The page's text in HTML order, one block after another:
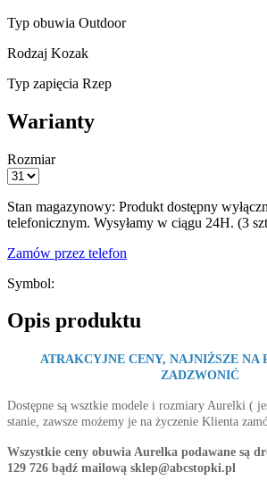
Typ obuwia Outdoor
Rodzaj Kozak
Typ zapięcia Rzep
Warianty
Rozmiar
Stan magazynowy: Produkt dostępny
telefonicznym. Wysyłamy w ciągu 24H. (3
Zamów przez telefon
Symbol:
Opis produktu
ATRAKCYJNE CENY, NAJNIŻSZE NA
ZADZWONIĆ
Dostępne są wsztkie modele i rozmiary Aurelki (
stanie, zawsze możemy je na życzenie Klienta
Wszystkie ceny obuwia Aurelka podawane są
129 726 bądź mailową sklep@abcstopki.pl